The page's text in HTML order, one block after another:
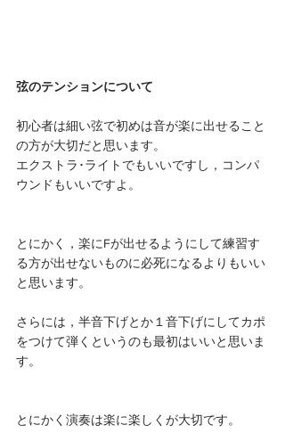
弦のテンションについて
初心者は細い弦で初めは音が楽に出せること
の方が大切だと思います。
エクストラ･ライトでもいいですし，コンパ
ウンドもいいですよ。
とにかく，楽にFが出せるようにして練習す
る方が出せないものに必死になるよりもいい
と思います。
さらには，半音下げとか１音下げにしてカポ
をつけて弾くというのも最初はいいと思いま
す。
とにかく演奏は楽に楽しくが大切です。